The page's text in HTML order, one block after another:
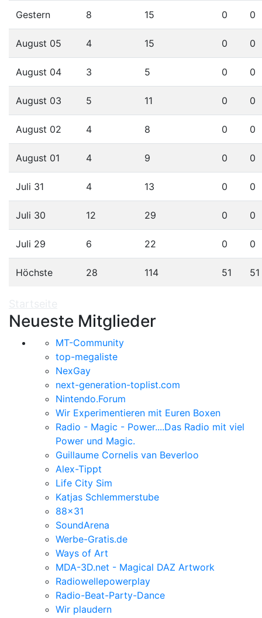
Gestern 8 15 0 0
August 05 4 15 0 0
August 04 3 5 0 0
August 03 5 11 0 0
August 02 4 8 0 0
August 01 4 9 0 0
Juli 31 4 13 0 0
Juli 30 12 29 0 0
Juli 29 6 22 0 0
Höchste 28 114 51 51
Neueste Mitglieder
MT-Community
top-megaliste
NexGay
next-generation-toplist.com
Nintendo.Forum
Wir Experimentieren mit Euren Boxen
Radio - Magic - Power....Das Radio mit viel
Power und Magic.
Guillaume Cornelis van Beverloo
Alex-Tippt
Life City Sim
Katjas Schlemmerstube
88x31
SoundArena
Werbe-Gratis.de
Ways of Art
MDA-3D.net - Magical DAZ Artwork
Radiowellepowerplay
Radio-Beat-Party-Dance
Wir plaudern